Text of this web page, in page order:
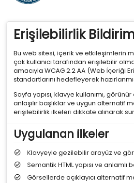
Erişilebilirlik
Bu web sitesi, içerik ve etkileşimlerin
çok kullanıcı tarafından erişilebilir
amacıyla WCAG 2.2 AA (Web İçeriği
standartlarını hedefleyerek
Sayfa yapısı, klavye kullanımı,
anlaşılır başlıklar ve uygun alternatif
erişilebilirlik ilkeleri dikkate alınarak
Uygulanan ilkeler
Klavyeyle gezilebilir arayüz ve
Semantik HTML yapısı ve anlamlı
Görsellerde açıklayıcı alternatif